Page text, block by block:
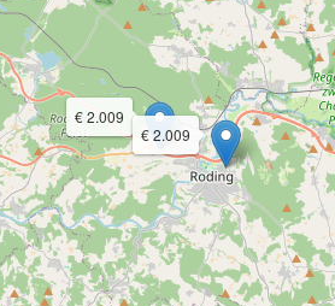
€ 2.009
€ 2.009